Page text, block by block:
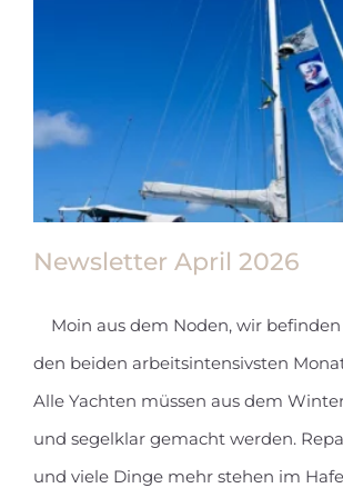
Newsletter April 2026
Moin aus dem Noden, wir
den beiden arbeitsintensivsten
Alle Yachten müssen aus dem
und segelklar gemacht werden.
und viele Dinge mehr stehen im